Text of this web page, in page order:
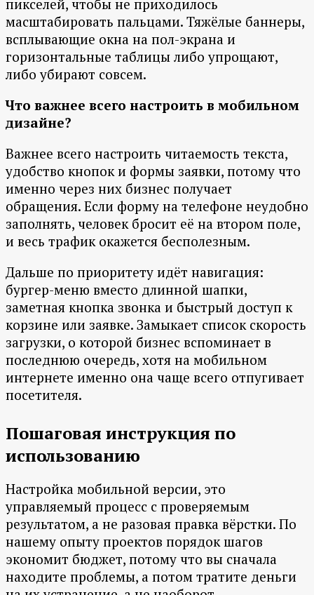
пикселей, чтобы не приходилось
масштабировать пальцами. Тяжёлые баннеры,
всплывающие окна на пол-экрана и
горизонтальные таблицы либо упрощают,
либо убирают совсем.
Что важнее всего настроить в мобильном
дизайне?
Важнее всего настроить читаемость текста,
удобство кнопок и формы заявки, потому что
именно через них бизнес получает
обращения. Если форму на телефоне неудобно
заполнять, человек бросит её на втором поле,
и весь трафик окажется бесполезным.
Дальше по приоритету идёт навигация:
бургер-меню вместо длинной шапки,
заметная кнопка звонка и быстрый доступ к
корзине или заявке. Замыкает список скорость
загрузки, о которой бизнес вспоминает в
последнюю очередь, хотя на мобильном
интернете именно она чаще всего отпугивает
посетителя.
Пошаговая инструкция по
использованию
Настройка мобильной версии, это
управляемый процесс с проверяемым
результатом, а не разовая правка вёрстки. По
нашему опыту проектов порядок шагов
экономит бюджет, потому что вы сначала
находите проблемы, а потом тратите деньги